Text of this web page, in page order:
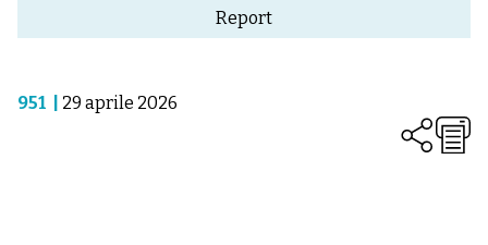
Report
951 29 aprile 2026